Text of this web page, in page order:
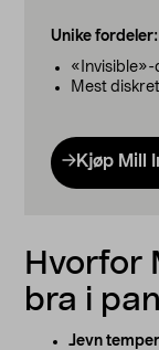
Unike fordeler:
«Invisible»-
Mest
Kjøp Mill
Hvorfor
bra i
Jevn